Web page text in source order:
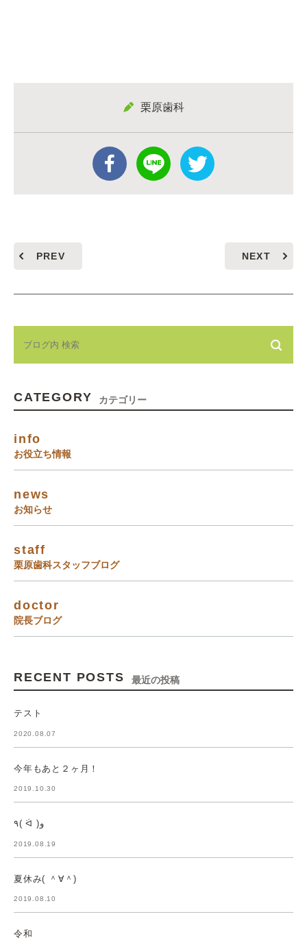
栗原歯科
PREV NEXT
CATEGORY カテゴリー
info
お役立ち情報
news
お知らせ
staff
栗原歯科スタッフブログ
doctor
院長ブログ
RECENT POSTS 最近の投稿
テスト
2020.08.07
今年もあと２ヶ月！
2019.10.30
٩( ᐛ )و
2019.08.19
夏休み( ＾∀＾)
2019.08.10
令和